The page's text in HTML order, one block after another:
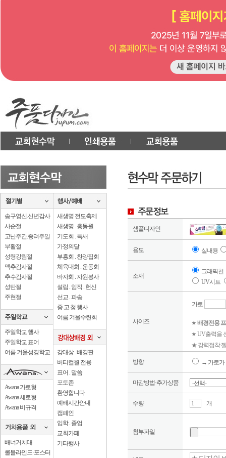
송구영신.신년감사
사순절
고난주간.종려주일
부활절
성령강림절
맥추감사절
추수감사절
성탄절
주현절
주일학교 행사
주일학교 표어
여름.겨울성경학교
Awana 가로형
Awana 세로형
Awana 비규격
배너거치대
롤블라인드·포스터
새생명 전도축제
새생명 . 총동원
기도회 . 특새
가정의달
부흥회 . 찬양집회
체육대회 . 운동회
바자회 . 자원봉사
설립 . 임직 . 헌신
선교 . 파송
중.고.청 행사
여름.겨울수련회
강대상 . 배경판
버티컬월 전용
표어 . 말씀
포토존
환영합니다
예배시간안내
캠페인
입학 . 졸업
교회카페
기타행사
샘플디자인
용도 실내용
소재
그래픽천
UV시트
사이즈
가로
★배경전용
★ UV출력을
★ 강력접착
방향 → 가로가
마감방법·추가상품
수량 개
첨부파일